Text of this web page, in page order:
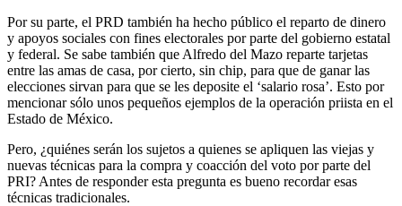
Por su parte, el PRD también ha hecho público el reparto de dinero
y apoyos sociales con fines electorales por parte del gobierno estatal
y federal. Se sabe también que Alfredo del Mazo reparte tarjetas
entre las amas de casa, por cierto, sin chip, para que de ganar las
elecciones sirvan para que se les deposite el ‘salario rosa’. Esto por
mencionar sólo unos pequeños ejemplos de la operación priista en el
Estado de México.
Pero, ¿quiénes serán los sujetos a quienes se apliquen las viejas y
nuevas técnicas para la compra y coacción del voto por parte del
PRI? Antes de responder esta pregunta es bueno recordar esas
técnicas tradicionales.